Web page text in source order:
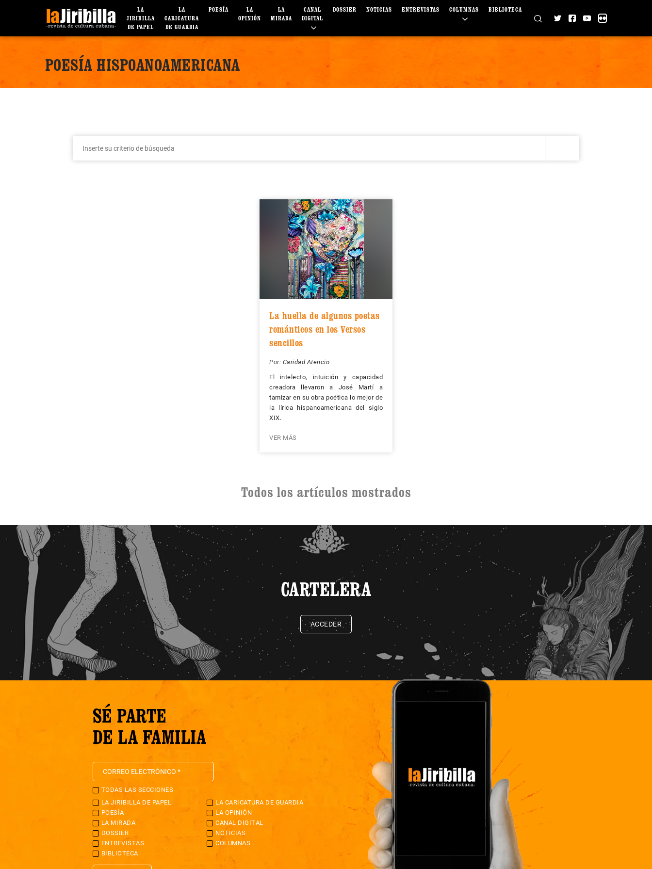
LA
JIRIBILLA
DE PAPEL
LA
CARICATURA
DE GUARDIA
POESÍA
LA
OPINIÓN
LA
MIRADA
CANAL
DIGITAL
DOSSIER NOTICIAS ENTREVISTAS COLUMNAS BIBLIOTECA
POESÍA HISPOANOAMERICANA
La huella de algunos poetas
románticos en los Versos
sencillos
Por: Caridad Atencio
El intelecto, intuición y capacidad
creadora llevaron a José Martí a
tamizar en su obra poética lo mejor de
la lírica hispanoamericana del siglo
XIX.
VER MÁS
Todos los artículos mostrados
CARTELERA
ACCEDER
SÉ PARTE
DE LA FAMILIA
TODAS LAS SECCIONES
LA JIRIBILLA DE PAPEL
LA CARICATURA DE GUARDIA
POESÍA
LA OPINIÓN
LA MIRADA
CANAL DIGITAL
DOSSIER
NOTICIAS
ENTREVISTAS
COLUMNAS
BIBLIOTECA